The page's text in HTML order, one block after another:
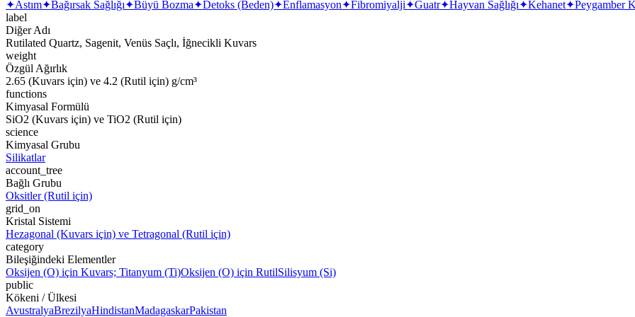
✦Astım✦Bağırsak Sağlığı✦Büyü Bozma✦Detoks (Beden)✦Enflamasyon✦Fibromiyalji✦Guatr✦Hayvan Sağlığı✦Kehanet✦Peygamber
label
Diğer Adı
Rutilated Quartz, Sagenit, Venüs Saçlı, İğnecikli Kuvars
weight
Özgül Ağırlık
2.65 (Kuvars için) ve 4.2 (Rutil için) g/cm³
functions
Kimyasal Formülü
SiO2 (Kuvars için) ve TiO2 (Rutil için)
science
Kimyasal Grubu
Silikatlar
account_tree
Bağlı Grubu
Oksitler (Rutil için)
grid_on
Kristal Sistemi
Hezagonal (Kuvars için) ve Tetragonal (Rutil için)
category
Bileşiğindeki Elementler
Oksijen (O) için Kuvars; Titanyum (Ti)Oksijen (O) için RutilSilisyum (Si)
public
Kökeni / Ülkesi
AvustralyaBrezilyaHindistanMadagaskarPakistan